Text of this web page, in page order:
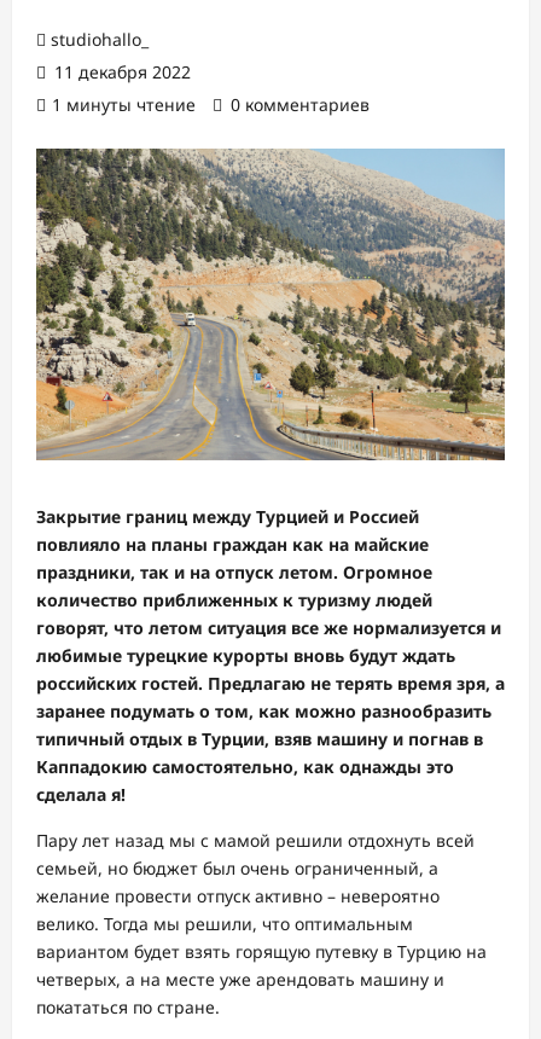
studiohallo_
11 декабря 2022
1 минуты чтение
0 комментариев
Закрытие границ между Турцией и Россией
повлияло на планы граждан как на майские
праздники, так и на отпуск летом. Огромное
количество приближенных к туризму людей
говорят, что летом ситуация все же нормализуется и
любимые турецкие курорты вновь будут ждать
российских гостей. Предлагаю не терять время зря, а
заранее подумать о том, как можно разнообразить
типичный отдых в Турции, взяв машину и погнав в
Каппадокию самостоятельно, как однажды это
сделала я!
Пару лет назад мы с мамой решили отдохнуть всей
семьей, но бюджет был очень ограниченный, а
желание провести отпуск активно – невероятно
велико. Тогда мы решили, что оптимальным
вариантом будет взять горящую путевку в Турцию на
четверых, а на месте уже арендовать машину и
покататься по стране.